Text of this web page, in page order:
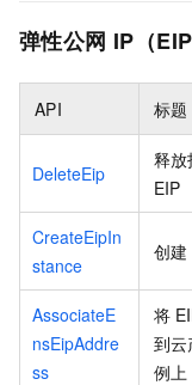
弹性公网 IP（EIP
API 标题
DeleteEip
释放
EIP
CreateEipIn
stance
创建
AssociateE
nsEipAddre
ss
将
到云
例上